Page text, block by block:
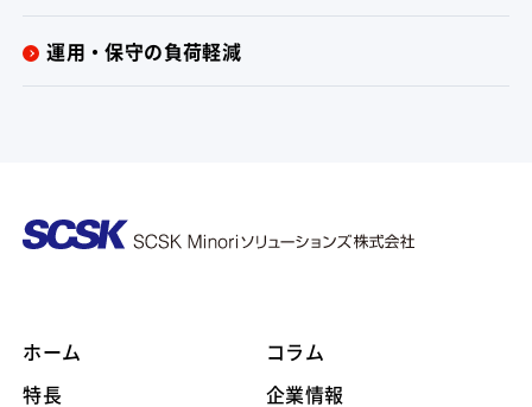
運用・保守の負荷軽減
ホーム
特長
コラム
企業情報